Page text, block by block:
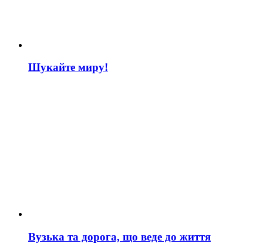
Шукайте миру!
Вузька та дорога, що веде до життя